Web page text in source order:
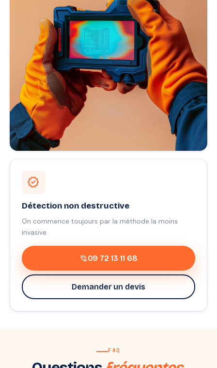
verified
Détection non destructive
On commence toujours par la méthode la moins
invasive.
phone_in_talk09 72 13 11 68
Demander un devis
FAQ